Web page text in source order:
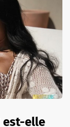
est-elle